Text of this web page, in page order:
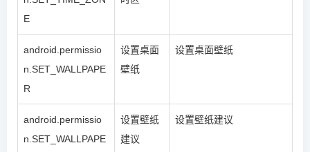
E
android.permissio
n.SET_WALLPAPE
R
设置桌面
壁纸
设置桌面壁纸
android.permissio
n.SET_WALLPAPE
设置壁纸
建议
设置壁纸建议